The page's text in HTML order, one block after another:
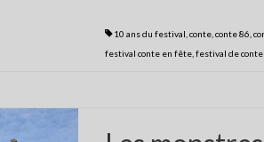
10 ans du festival conte, conte 86
festival conte en fête, festival de